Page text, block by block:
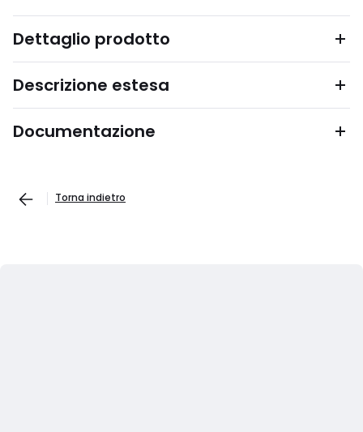
Dettaglio prodotto
Descrizione estesa
Documentazione
Torna indietro